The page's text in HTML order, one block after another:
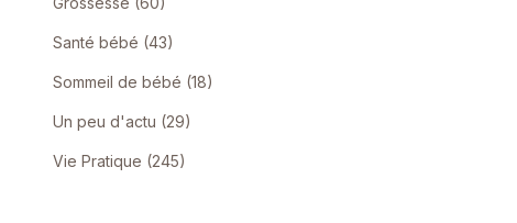
Santé bébé (43)
Sommeil de bébé (18)
Un peu d'actu (29)
Vie Pratique (245)